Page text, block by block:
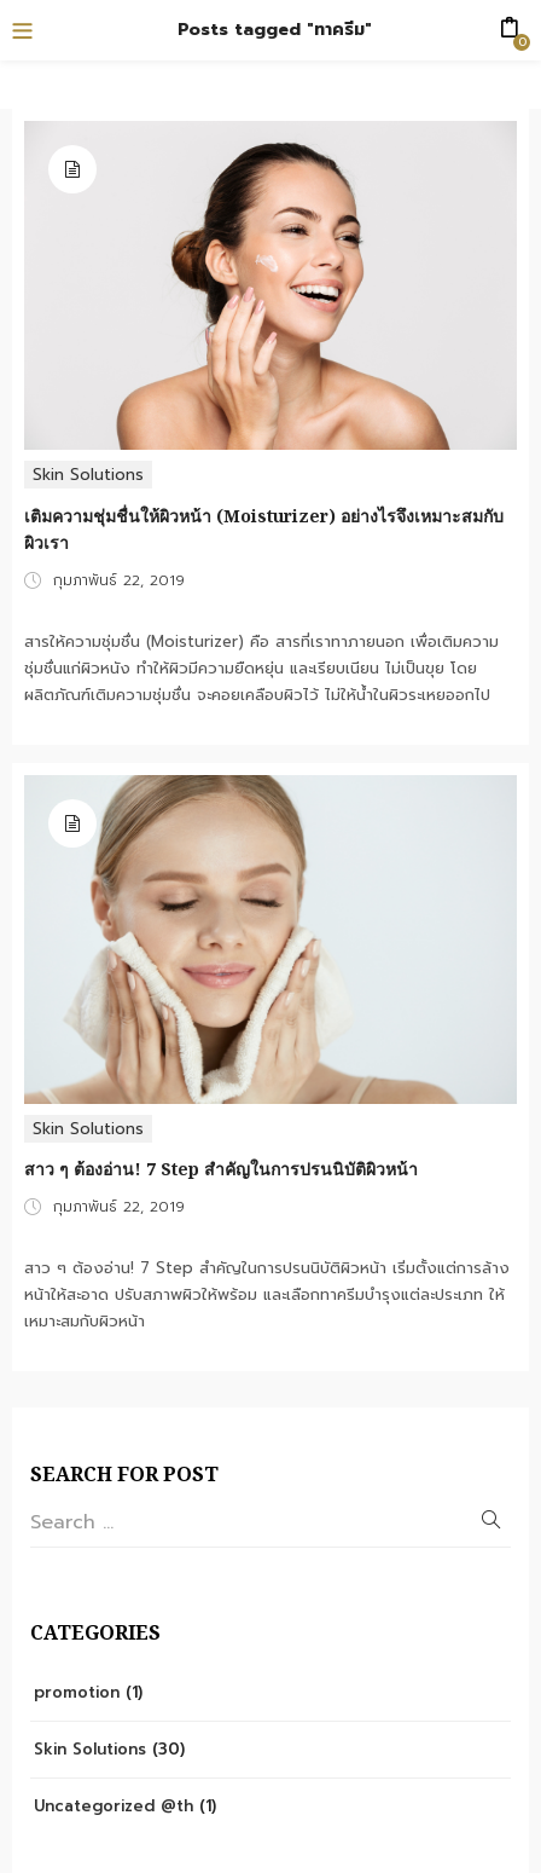
Posts tagged "ทาครีม" 0
Skin Solutions
เติมความชุ่มชื่นให้ผิวหน้า (Moisturizer) อย่างไรจึงเหมาะสมกับ
ผิวเรา
Posted
กุมภาพันธ์ 22, 2019
สารให้ความชุ่มชื่น (Moisturizer) คือ สารที่เราทาภายนอก เพื่อเติมความ
ชุ่มชื่นแก่ผิวหนัง ทำให้ผิวมีความยืดหยุ่น และเรียบเนียน ไม่เป็นขุย โดย
ผลิตภัณฑ์เติมความชุ่มชื่น จะคอยเคลือบผิวไว้ ไม่ให้น้ำในผิวระเหยออกไป
Skin Solutions
สาว ๆ ต้องอ่าน! 7 Step สำคัญในการปรนนิบัติผิวหน้า
Posted
กุมภาพันธ์ 22, 2019
สาว ๆ ต้องอ่าน! 7 Step สำคัญในการปรนนิบัติผิวหน้า เริ่มตั้งแต่การล้าง
หน้าให้สะอาด ปรับสภาพผิวให้พร้อม และเลือกทาครีมบำรุงแต่ละประเภท ให้
เหมาะสมกับผิวหน้า
SEARCH FOR POST
CATEGORIES
promotion (1)
Skin Solutions (30)
Uncategorized @th (1)